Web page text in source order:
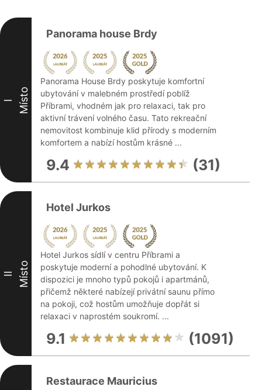
I Místo
Panorama house Brdy
Panorama House Brdy poskytuje komfortní
ubytování v malebném prostředí poblíž
Příbrami, vhodném jak pro relaxaci, tak pro
aktivní trávení volného času. Tato rekreační
nemovitost kombinuje klid přírody s moderním
komfortem a nabízí hostům krásné ...
9.4 (31)
II Místo
Hotel Jurkos
Hotel Jurkos sídlí v centru Příbrami a
poskytuje moderní a pohodlné ubytování. K
dispozici je mnoho typů pokojů i apartmánů,
přičemž některé nabízejí privátní saunu přímo
na pokoji, což hostům umožňuje dopřát si
relaxaci v naprostém soukromí. ...
9.1 (1091)
Restaurace Mauricius